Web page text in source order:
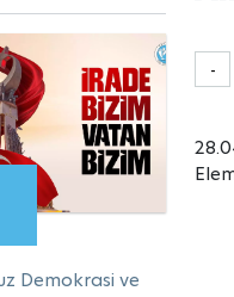
Demokrasi ve
-